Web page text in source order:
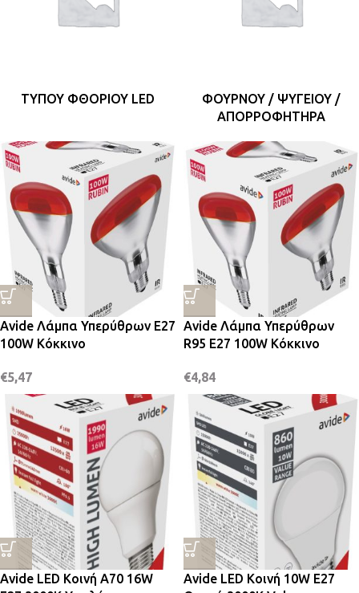
ΤΎΠΟΥ ΦΘΟΡΊΟΥ LED
ΦΟΎΡΝΟΥ / ΨΥΓΕΊΟΥ /
ΑΠΟΡΡΟΦΗΤΉΡΑ
Avide Λάμπα Υπερύθρων E27
100W Κόκκινο
€5,47
Avide Λάμπα Υπερύθρων
R95 E27 100W Κόκκινο
€4,84
Avide LED Κοινή A70 16W
Avide LED Κοινή 10W E27